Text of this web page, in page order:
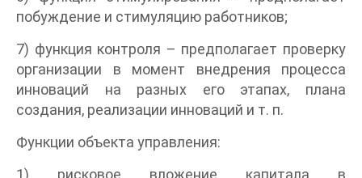
побуждение и стимуляцию работников;
7) функция контроля – предполагает проверку
организации в момент внедрения процесса
инноваций на разных его этапах, плана
создания, реализации инноваций и т. п.
Функции объекта управления:
1) рисковое вложение капитала в